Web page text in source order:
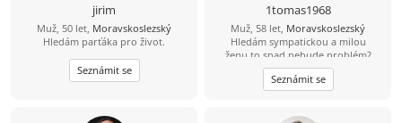
jirim
Muž, 50 let, Moravskoslezský
Hledám parťáka pro život.
Seznámit se
1tomas1968
Muž, 58 let, Moravskoslezský
Hledám sympatickou a milou
ženu,to snad nebude problém?
Seznámit se